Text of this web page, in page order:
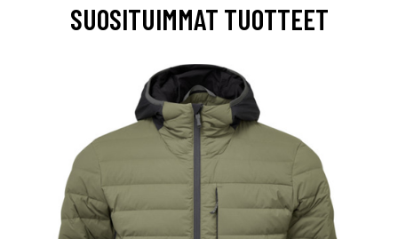
SUOSITUIMMAT TUOTTEET